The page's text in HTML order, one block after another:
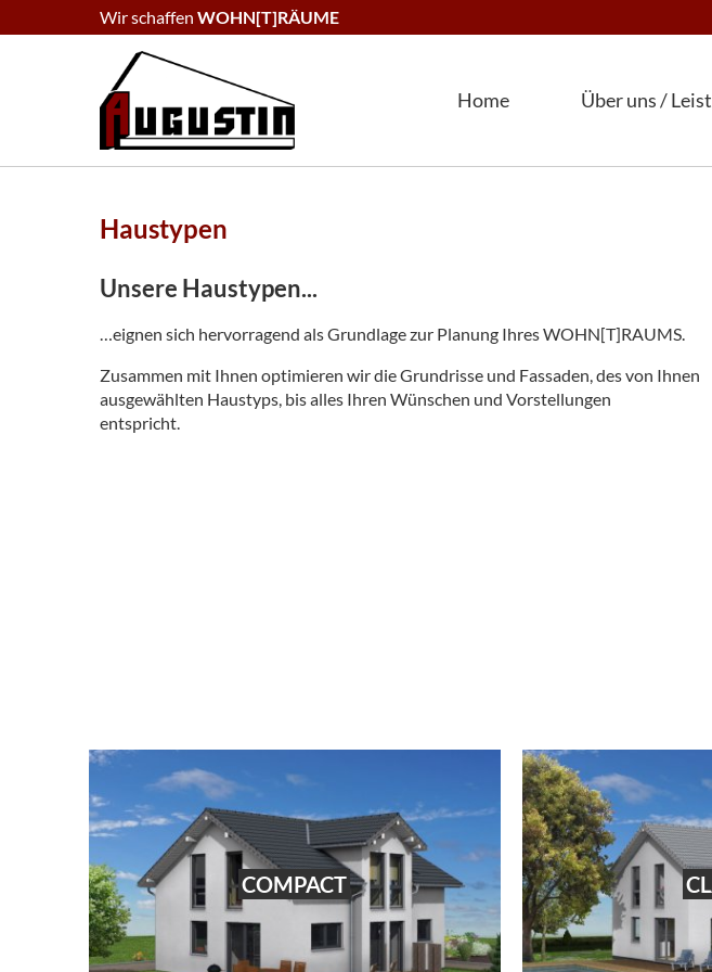
Wir schaffen WOHN[T]RÄUME
Home Über uns /
Haustypen
Unsere Haustypen...
…eignen sich hervorragend als Grundlage zur Planung IhresWOHN[T]RAUMS.
Zusammen mit Ihnen optimieren wir die Grundrisse und Fassaden, des von Ihnen
ausgewählten Haustyps, bis alles Ihren Wünschen und Vorstellungen
entspricht.
COMPACT